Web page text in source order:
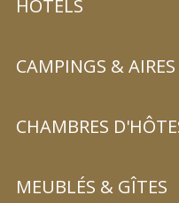
HÔTELS
CAMPINGS &
CHAMBRES
MEUBLÉS & GÎTES
SAINT-SAUVEUR
Luz-Saint-Sauveur
30